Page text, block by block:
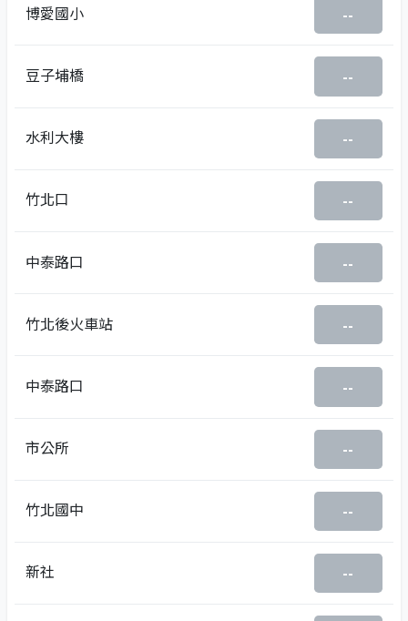
博愛國小 --
豆子埔橋 --
水利大樓 --
竹北口 --
中泰路口 --
竹北後火車站 --
中泰路口 --
市公所 --
竹北國中 --
新社 --